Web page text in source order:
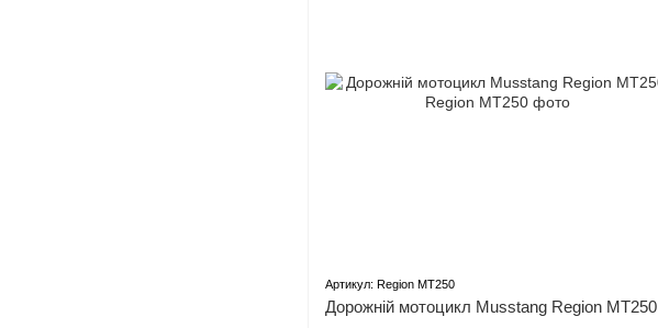
Артикул: Region МТ250
Дорожній мотоцикл Musstang Region МТ250